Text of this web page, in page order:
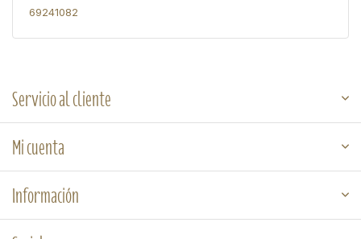
69241082
Servicio al cliente
Mi cuenta
Información